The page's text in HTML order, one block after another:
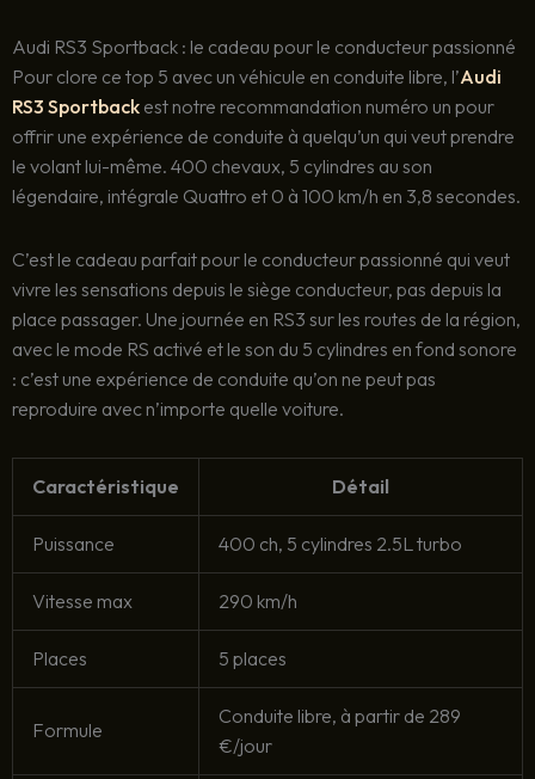
Audi RS3 Sportback : le cadeau pour le conducteur passionné
Pour clore ce top 5 avec un véhicule en conduite libre, l’Audi
RS3 Sportback est notre recommandation numéro un pour
offrir une expérience de conduite à quelqu’un qui veut prendre
le volant lui-même. 400 chevaux, 5 cylindres au son
légendaire, intégrale Quattro et 0 à 100 km/h en 3,8 secondes.
C’est le cadeau parfait pour le conducteur passionné qui veut
vivre les sensations depuis le siège conducteur, pas depuis la
place passager. Une journée en RS3 sur les routes de la région,
avec le mode RS activé et le son du 5 cylindres en fond sonore
: c’est une expérience de conduite qu’on ne peut pas
reproduire avec n’importe quelle voiture.
Caractéristique Détail
Puissance 400 ch, 5 cylindres 2.5L turbo
Vitesse max 290 km/h
Places 5 places
Formule
Conduite libre, à partir de 289
€/jour